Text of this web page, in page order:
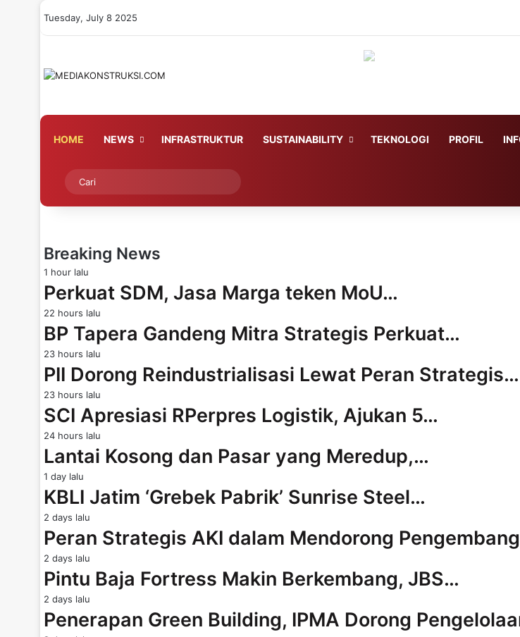
Tuesday, July 8 2025
HOME NEWS INFRASTRUKTUR SUSTAINABILITY TEKNOLOGI PROFIL
Switch skin
Breaking News
1 hour lalu
Perkuat SDM, Jasa Marga teken MoU…
22 hours lalu
BP Tapera Gandeng Mitra Strategis Perkuat…
23 hours lalu
PII Dorong Reindustrialisasi Lewat Peran Strategis…
23 hours lalu
SCI Apresiasi RPerpres Logistik, Ajukan 5…
24 hours lalu
Lantai Kosong dan Pasar yang Meredup,…
1 day lalu
KBLI Jatim ‘Grebek Pabrik’ Sunrise Steel…
2 days lalu
Peran Strategis AKI dalam Mendorong
2 days lalu
Pintu Baja Fortress Makin Berkembang, JBS…
2 days lalu
Penerapan Green Building, IPMA Dorong